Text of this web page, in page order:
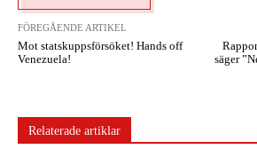
FÖREGÅENDE ARTIKEL
Mot statskuppsförsöket! Hands off
Venezuela!
säger
Relaterade artiklar